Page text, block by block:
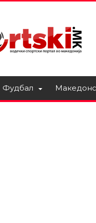
Фудбал